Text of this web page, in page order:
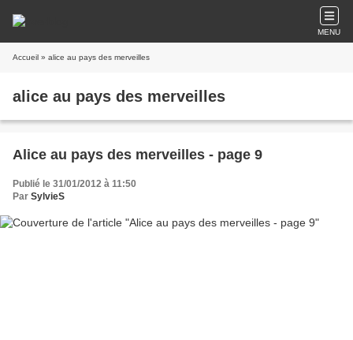
MENU
Accueil » alice au pays des merveilles
alice au pays des merveilles
Alice au pays des merveilles - page 9
Publié le 31/01/2012 à 11:50
Par SylvieS